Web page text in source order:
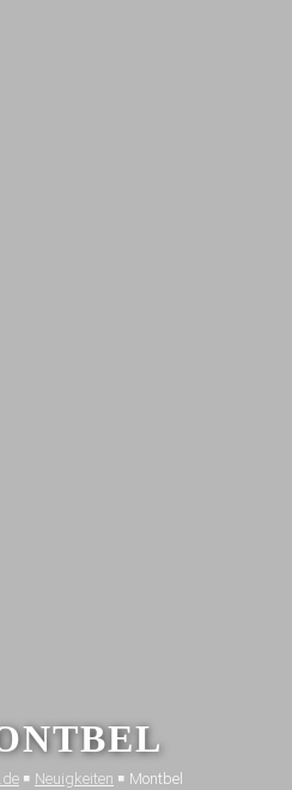
￭ Neuig­keiten ￭ Montbel